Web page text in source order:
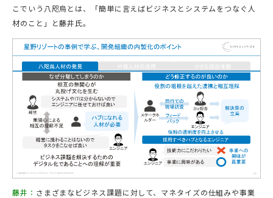
こでいう八咫烏とは、「簡単に言えばビジネスとシステムをつなぐ人
材のこと」と藤井氏。
藤井： さまざまなビジネス課題に対して、マネタイズの仕組みや事業